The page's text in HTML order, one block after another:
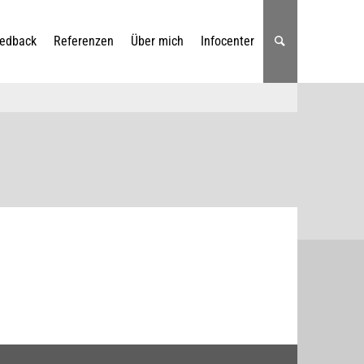
Referenzen Über mich Infocenter